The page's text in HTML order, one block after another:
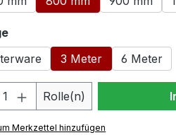
auswählen
3 Meter 6 Meter
Anzahl: Gib
Rolle(n)
Merkzettel hinzufügen